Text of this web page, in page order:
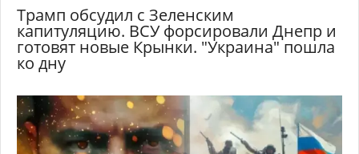
Трамп обсудил с Зеленским
капитуляцию. ВСУ форсировали Днепр и
готовят новые Крынки. "Украина" пошла
ко дну